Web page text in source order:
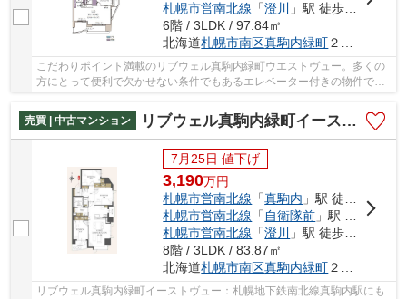
札幌市営南北線 「澄川
」駅 徒歩45分
6階 / 3LDK / 97.84㎡
北海道札幌市南区真駒内緑町２丁目14-2
こだわりポイント満載のリブウェル真駒内緑町ウエストヴュー。多くの
方にとって便利で欠かせない条件でもあるエレベーター付きの物件で
売買 | 中古マンション
リブウェル真駒内緑町イーストヴュー
7月25日 値下げ
3,190万円
札幌市営南北線 「真駒内 」駅 徒歩6分
札幌市営南北線 「 自衛隊前 」駅 徒歩29分
札幌市営南北線 「澄川
」駅 徒歩44分
8階 / 3LDK / 83.87㎡
北海道札幌市南区真駒内緑町２丁目14-1
リブウェル真駒内緑町イーストヴュー：札幌地下鉄南北線真駒内駅にも